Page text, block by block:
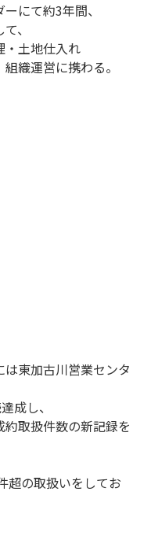
にて約3年間、
、
・土地仕入れ
織運営に携わる。
東加古川営業センタ
成し、
取扱件数の新記録を
超の取扱いをしてお